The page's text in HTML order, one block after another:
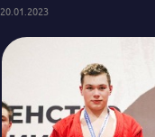
20.01.2023